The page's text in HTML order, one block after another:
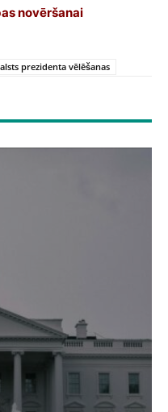
novēršanai
prezidenta vēlēšanas